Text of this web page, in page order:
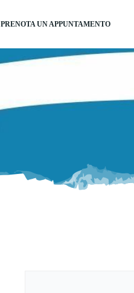
PRENOTA UN APPUNTAMENTO